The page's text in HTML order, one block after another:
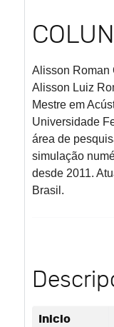
Alisson Roman
Alisson Luiz
Mestre em
Universidade
área de
simulação
desde 2011.
Brasil.
Inicio